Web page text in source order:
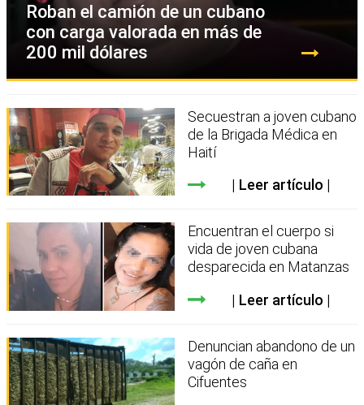
Roban el camión de un cubano
con carga valorada en más de
200 mil dólares
Secuestran a joven cubano
de la Brigada Médica en
Haití
Leer artículo
Encuentran el cuerpo si
vida de joven cubana
desparecida en Matanzas
Leer artículo
Denuncian abandono de un
vagón de caña en
Cifuentes